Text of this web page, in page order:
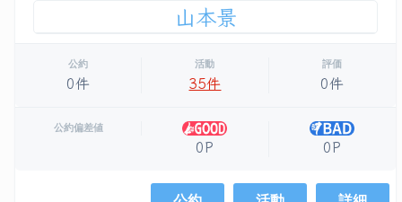
山本景
公約
0件
活動
35件
評価
0件
公約偏差値
0P 0P